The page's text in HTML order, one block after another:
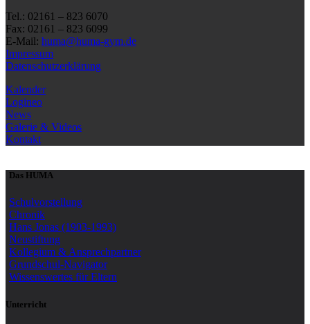
Tel.: 02161 – 823 6070
Fax: 02161 – 823 6099
E-Mail: huma@huma-gym.de
Impressum
Datenschutzerklärung
Kalender
Logineo
News
Galerie & Videos
Kontakt
Das HUMA
Schulvorstellung
Chronik
Hans Jonas (1903-1993)
Neustiftung
Kollegium & Ansprechpartner
Grundschul-Navigator
Wissenswertes für Eltern
Unterricht